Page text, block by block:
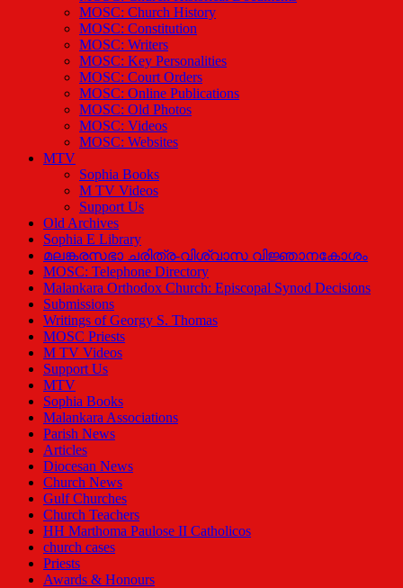
MOSC: Church History
MOSC: Constitution
MOSC: Writers
MOSC: Key Personalities
MOSC: Court Orders
MOSC: Online Publications
MOSC: Old Photos
MOSC: Videos
MOSC: Websites
MTV
Sophia Books
M TV Videos
Support Us
Old Archives
Sophia E Library
മലങ്കരസഭാ ചരിത്ര-വിശ്വാസ വിജ്ഞാനകോശം
MOSC: Telephone Directory
Malankara Orthodox Church: Episcopal Synod Decisions
Submissions
Writings of Georgy S. Thomas
MOSC Priests
M TV Videos
Support Us
MTV
Sophia Books
Malankara Associations
Parish News
Articles
Diocesan News
Church News
Gulf Churches
Church Teachers
HH Marthoma Paulose II Catholicos
church cases
Priests
Awards & Honours